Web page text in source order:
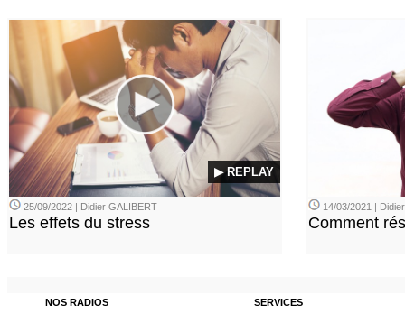
▶ REPLAY
25/09/2022 | Didier GALIBERT
Les effets du stress
14/03/2021 |
Comment
NOS RADIOS SERVICES